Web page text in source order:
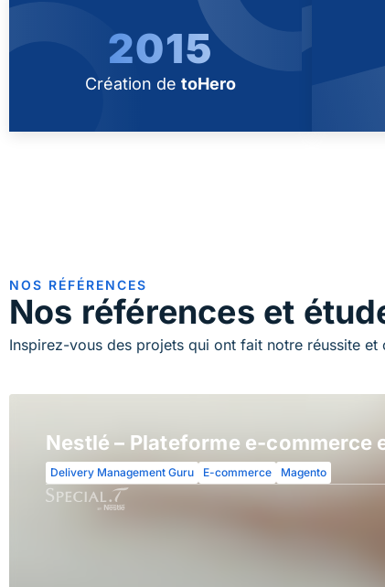
2015
Création de toHero
NOS RÉFÉRENCES
Nos références et
Inspirez-vous des projets qui ont fait notre réussite et
Nestlé – Plateforme e-commerce
Delivery Management Guru E-commerce Magento